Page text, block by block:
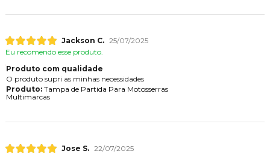
Jackson C. 25/07/2025
Eu recomendo esse produto.
Produto com qualidade
O produto supri as minhas necessidades
Produto:Tampa de Partida Para Motosserras
Multimarcas
Jose S. 22/07/2025